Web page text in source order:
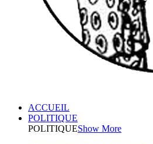
ACCUEIL
POLITIQUE
POLITIQUEShow More